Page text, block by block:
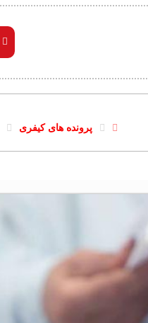
پرونده های کیفری